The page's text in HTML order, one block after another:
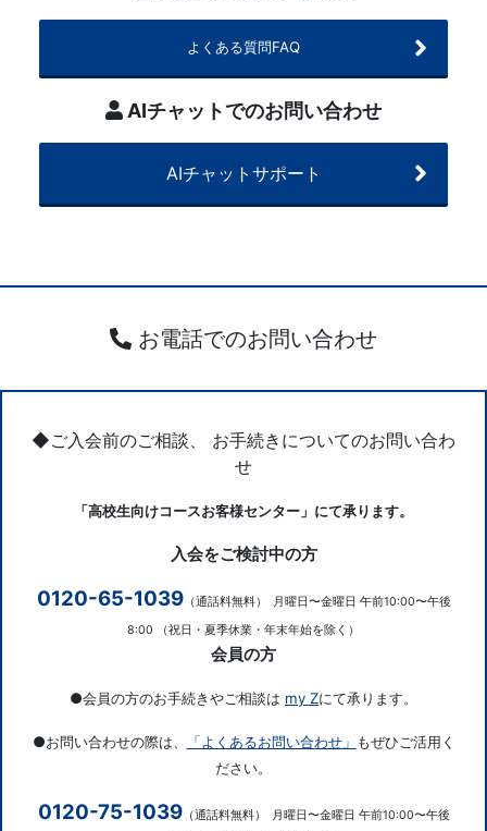
よくある質問FAQ
AIチャットでのお問い合わせ
AIチャットサポート
お電話でのお問い合わせ
◆ご入会前のご相談、 お手続きについてのお問い合わ
せ
「高校生向けコースお客様センター」にて承ります。
入会をご検討中の方
0120-65-1039（通話料無料）
月曜日〜金曜日 午前10:00〜午後
8:00
（祝日・夏季休業・年末年始を除く）
会員の方
●会員の方のお手続きやご相談は my Zにて承ります。
●お問い合わせの際は、 「よくあるお問い合わせ」 もぜひご活用く
ださい。
0120-75-1039（通話料無料）
月曜日〜金曜日 午前10:00〜午後